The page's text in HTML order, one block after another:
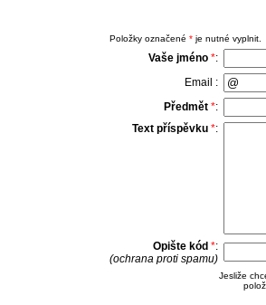
Položky označené *je nutné vyplnit.
Vaše jméno *:
Email :
Předmět *:
Text příspěvku *:
Opište kód *:
(ochrana proti spamu)
Jesliže